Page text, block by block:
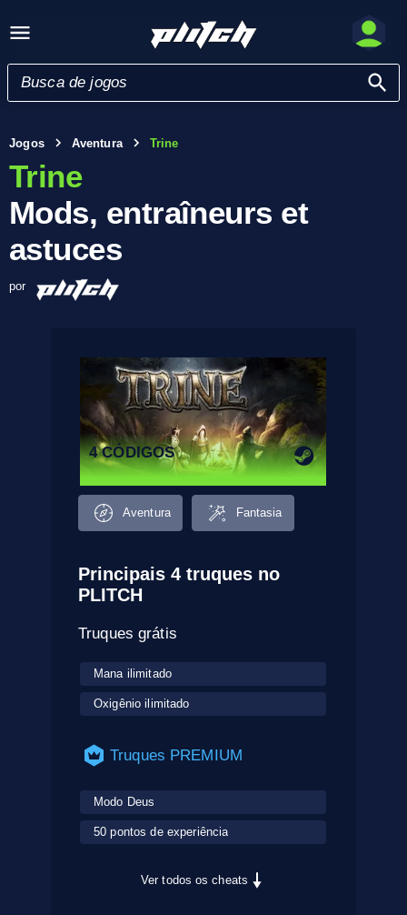
Jogos Aventura Trine
Trine
Mods, entraîneurs et
astuces
por
4 CÓDIGOS
Aventura Fantasia
Principais 4 truques no
PLITCH
Truques grátis
Mana ilimitado
Oxigênio ilimitado
Truques PREMIUM
Modo Deus
50 pontos de experiência
Ver todos os cheats